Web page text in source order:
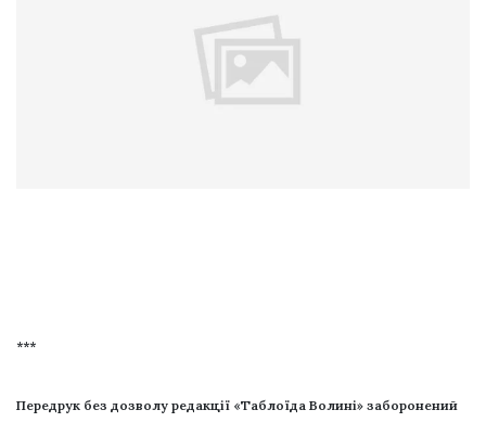
***
Передрук без дозволу редакції «Таблоїда Волині» заборонений